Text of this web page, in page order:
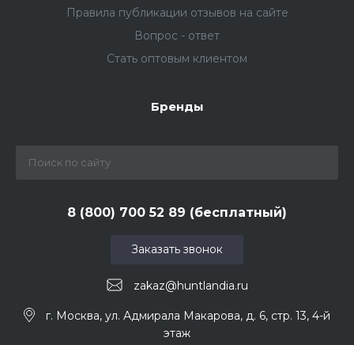
Правила публикации отзывов на сайте
Вопрос - ответ
Стать оптовым клиентом
Бренды
8 (800) 700 52 89 (бесплатный)
zakaz@huntlandia.ru
Заказать звонок
г. Москва, ул. Адмирала Макарова, д. 6, стр. 13, 4-й
этаж